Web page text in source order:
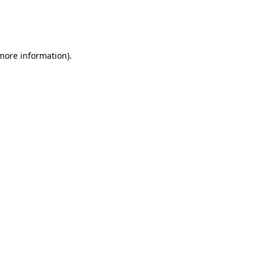
information).